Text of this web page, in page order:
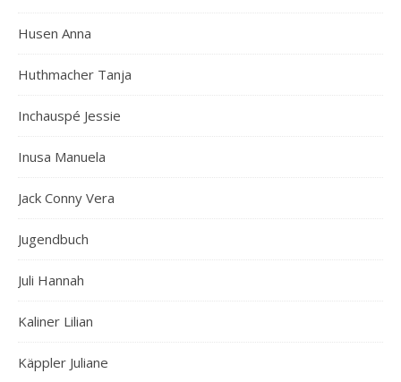
Husen Anna
Huthmacher Tanja
Inchauspé Jessie
Inusa Manuela
Jack Conny Vera
Jugendbuch
Juli Hannah
Kaliner Lilian
Käppler Juliane